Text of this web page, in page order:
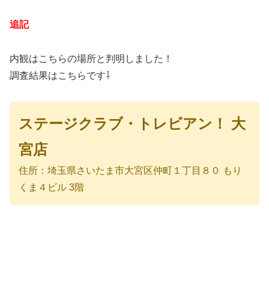
追記
内観はこちらの場所と判明しました！
調査結果はこちらです⇩
ステージクラブ・トレビアン！ 大
宮店
住所：埼玉県さいたま市大宮区仲町１丁目８０ もり
くま４ビル 3階